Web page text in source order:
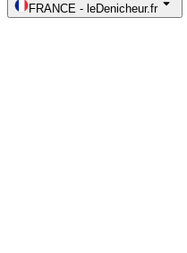
FRANCE - leDenicheur.fr